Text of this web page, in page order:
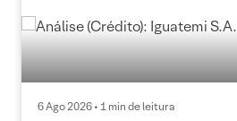
6 Ago 2026 • 1 min de leitura